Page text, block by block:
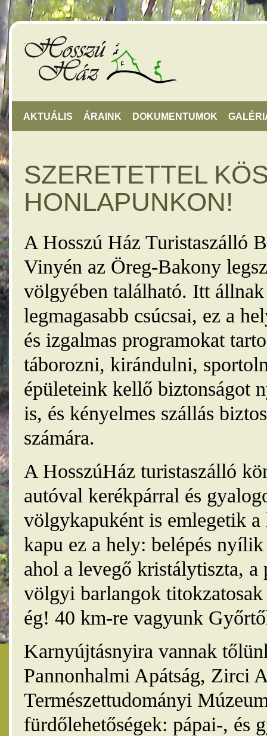
AKTUÁLIS ÁRAINK DOKUMENTUMOK
SZERETETTEL
HONLAPUNKON!
A Hosszú Ház Turistaszálló
Vinyén az Öreg-Bakony
völgyében található. Itt
legmagasabb csúcsai, ez a
és izgalmas programokat
táborozni, kirándulni,
épületeink kellő biztonságot
is, és kényelmes szállás
számára.
A HosszúHáz turistaszálló
autóval kerékpárral és
völgykapuként is emlegetik
kapu ez a hely: belépés
ahol a levegő kristálytiszta, a
völgyi barlangok
ég! 40 km-re vagyunk
Karnyújtásnyira vannak
Pannonhalmi Apátság, Zirci
Természettudományi
fürdőlehetőségek: pápai-, és